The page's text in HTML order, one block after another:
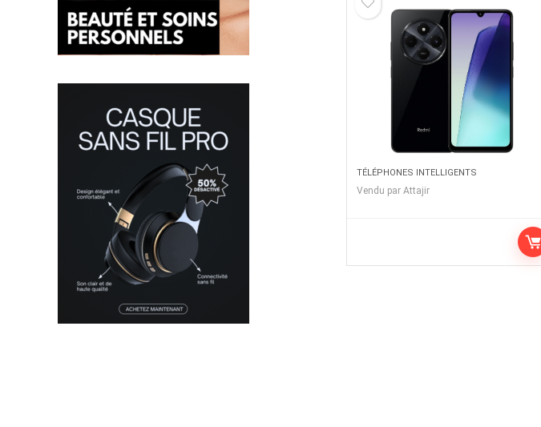
TÉLÉPHONES INTELLIGENTS
Vendu par Attajir